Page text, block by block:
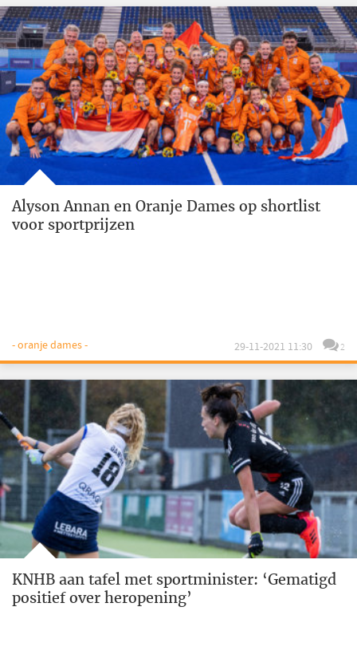
Alyson Annan en Oranje Dames op shortlist
voor sportprijzen
- oranje dames - 29-11-2021 11:30 2
KNHB aan tafel met sportminister: ‘Gematigd
positief over heropening’